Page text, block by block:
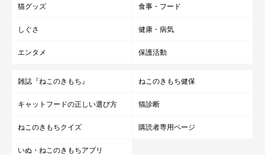
猫グッズ 食事・フード
しぐさ 健康・病気
エンタメ 保護活動
雑誌『ねこのきもち』 ねこのきもち健保
キャットフードの正しい選び方 猫診断
ねこのきもちクイズ 購読者専用ページ
いぬ・ねこのきもちアプリ